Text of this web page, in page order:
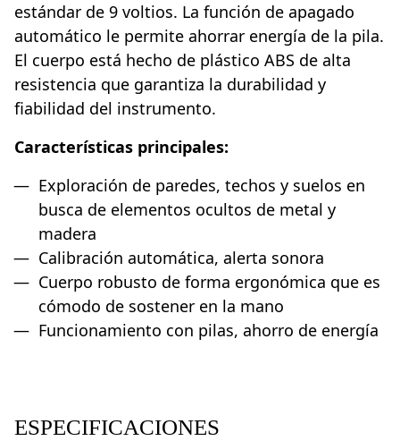
estándar de 9 voltios. La función de apagado
automático le permite ahorrar energía de la pila.
El cuerpo está hecho de plástico ABS de alta
resistencia que garantiza la durabilidad y
fiabilidad del instrumento.
Características principales:
Exploración de paredes, techos y suelos en
busca de elementos ocultos de metal y
madera
Calibración automática, alerta sonora
Cuerpo robusto de forma ergonómica que es
cómodo de sostener en la mano
Funcionamiento con pilas, ahorro de energía
ESPECIFICACIONES